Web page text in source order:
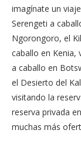
imagínate un
Serengeti a
Ngorongoro, el
caballo en Kenia,
a caballo en
el Desierto del
visitando la
reserva privada
muchas más